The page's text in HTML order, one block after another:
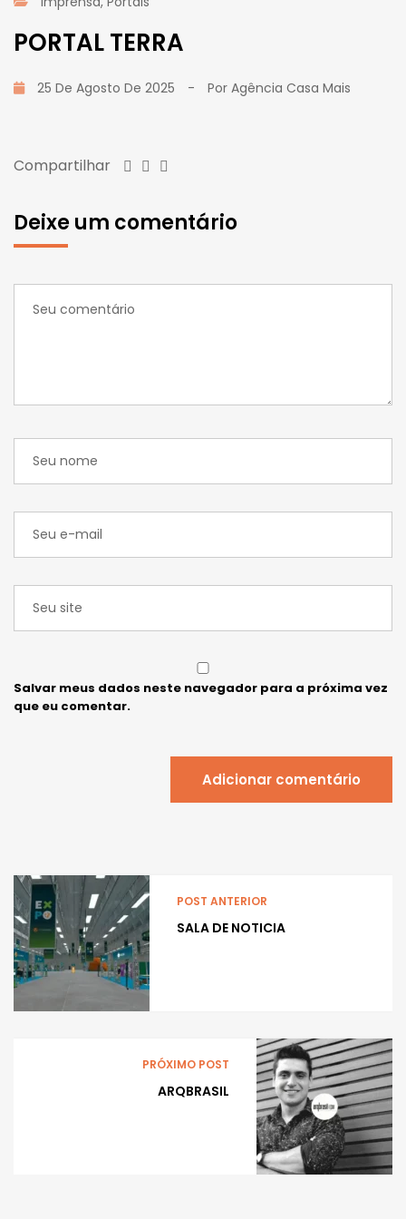
PORTAL TERRA
25 De Agosto De 2025 - Por Agência Casa Mais
Compartilhar
Deixe um comentário
Salvar meus dados neste navegador para a próxima vez
que eu comentar.
Adicionar comentário
POST ANTERIOR
SALA DE NOTICIA
PRÓXIMO POST
ARQBRASIL